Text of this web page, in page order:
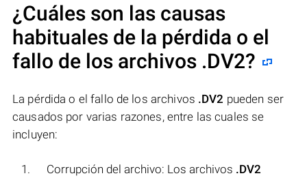
¿Cuáles son las causas
habituales de la pérdida o el
fallo de los archivos .DV2?
La pérdida o el fallo de los archivos .DV2 pueden ser
causados por varias razones, entre las cuales se
incluyen:
Corrupción del archivo: Los archivos .DV2